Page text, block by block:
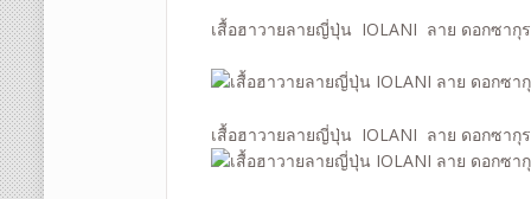
เสื้อฮาวายลายญี่ปุ่น IOLANI ลาย ดอกซากุ
เสื้อฮาวายลายญี่ปุ่น IOLANI ลาย ดอกซากุ